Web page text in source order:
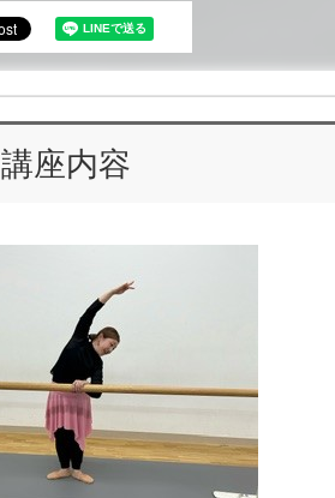
講座内容